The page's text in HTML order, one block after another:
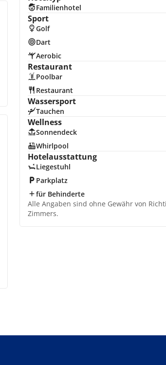
Familienhotel
Sport
Golf
Dart
Aerobic
Restaurant
Poolbar
Restaurant
Wassersport
Tauchen
Wellness
Sonnendeck
Whirlpool
Hotelausstattung
Liegestuhl
Parkplatz
für Behinderte
Alle Angaben sind ohne Gewähr von
Zimmers.